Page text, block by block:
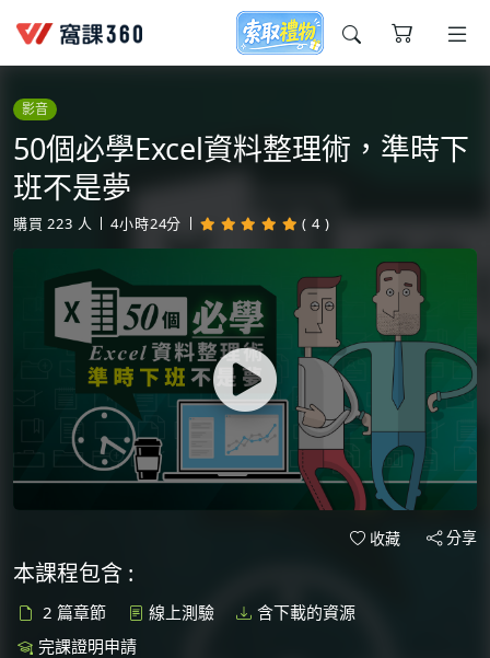
今天想要學什麼?
窩課推薦給您
影音
50個必學Excel資料整理術，準時下
班不是夢
購買 223 人 4小時24分 ( 4 )
收藏 分享
本課程包含 :
2 篇章節 線上測驗
含下載的資源
完課證明申請